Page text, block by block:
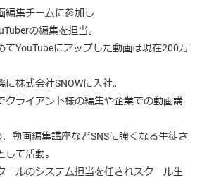
編集チームに参加し
の編集を担当。
てYouTubeにアップした動画は現在200万
株式会社SNOWに入社。
クライアント様の編集や企業での動画講
動画編集講座などSNSに強くなる生徒さ
て活動。
ールのシステム担当を任されスクール生